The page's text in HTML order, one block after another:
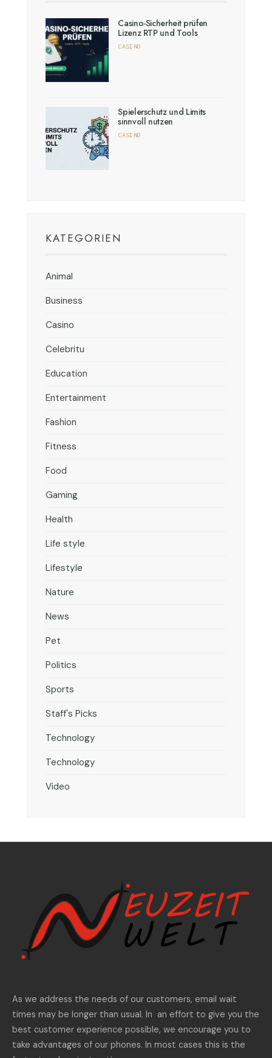
Casino-Sicherheit prüfen
Lizenz RTP und Tools
CASINO
Spielerschutz und Limits
sinnvoll nutzen
CASINO
KATEGORIEN
Animal
Business
Casino
Celebritu
Education
Entertainment
Fashion
Fitness
Food
Gaming
Health
Life style
Lifestyle
Nature
News
Pet
Politics
Sports
Staff's Picks
Technology
Technology
Video
As we address the needs of our customers, email wait
times may be longer than usual. In an effort to give you the
best customer experience possible, we encourage you to
take advantages of our phones. In most cases this is the